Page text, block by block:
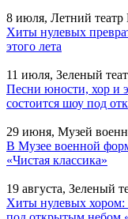
8 июля, Летний театр
Хиты нулевых
этого лета
11 июля, Зеленый
Песни юности, хор и
состоится шоу под
29 июня, Музей
В Музее военной
«Чистая классика»
19 августа, Зеленый
Хиты нулевых хором: